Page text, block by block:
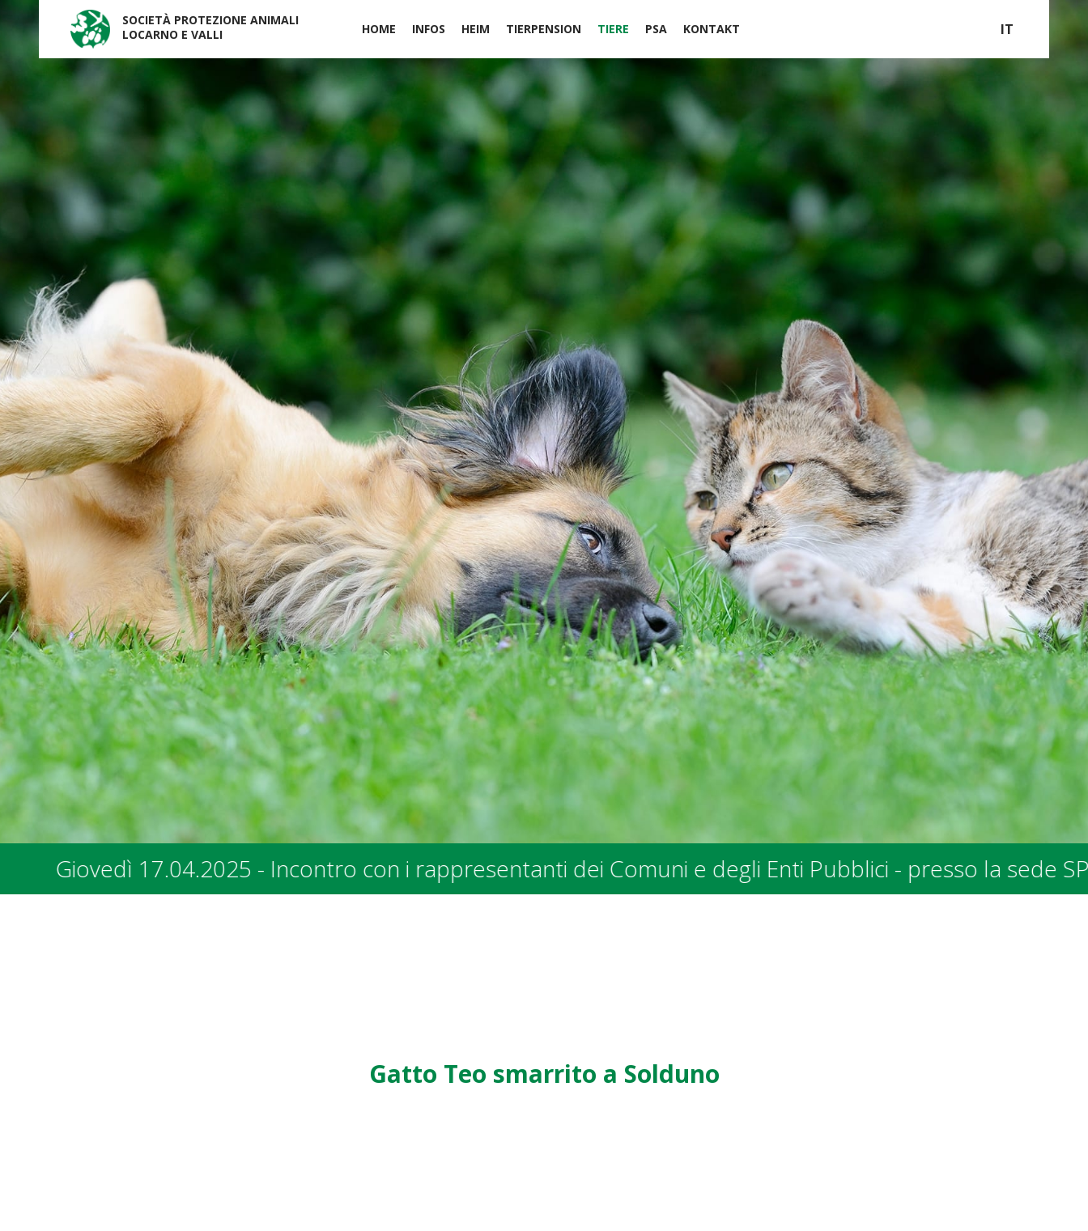
SOCIETÀ PROTEZIONE ANIMALI
LOCARNO E VALLI
HOME INFOS HEIM TIERPENSION TIERE PSA KONTAKT IT
con i rappresentanti dei Comuni e degli Enti Pubblici - presso la sede SPALV in Via allo Stradonino
Gatto Teo smarrito a Solduno